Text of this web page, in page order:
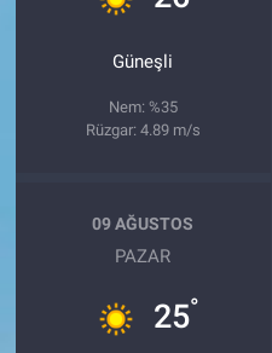
Güneşli
Nem: %35
Rüzgar: 4.89 m/s
09 AĞUSTOS
PAZAR
25°